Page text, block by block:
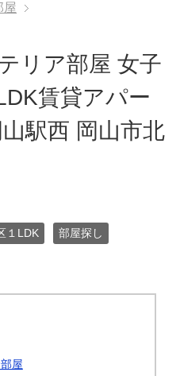
屋
リア部屋 女子
賃貸アパー
駅西 岡山市北
１LDK 部屋探し
屋